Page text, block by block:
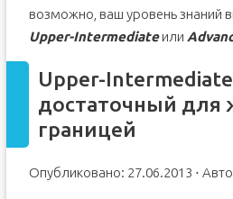
возможно, ваш уровень знаний
Upper-Intermediateили
Upper-
достаточный для
границей
Опубликовано: 27.06.2013 ⋅